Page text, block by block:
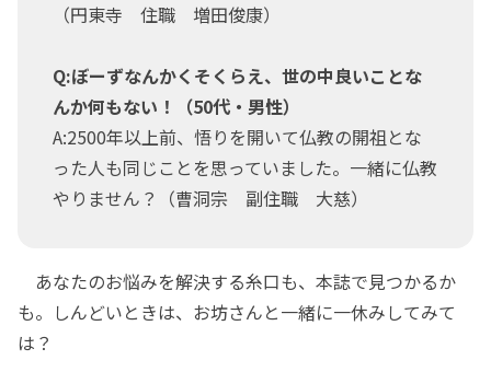
（円東寺 住職 増田俊康）
Q:ぼーずなんかくそくらえ、世の中良いことな
んか何もない！（50代・男性）
A:2500年以上前、悟りを開いて仏教の開祖とな
った人も同じことを思っていました。一緒に仏教
やりません？（曹洞宗 副住職 大慈）
あなたのお悩みを解決する糸口も、本誌で見つかるか
も。しんどいときは、お坊さんと一緒に一休みしてみて
は？